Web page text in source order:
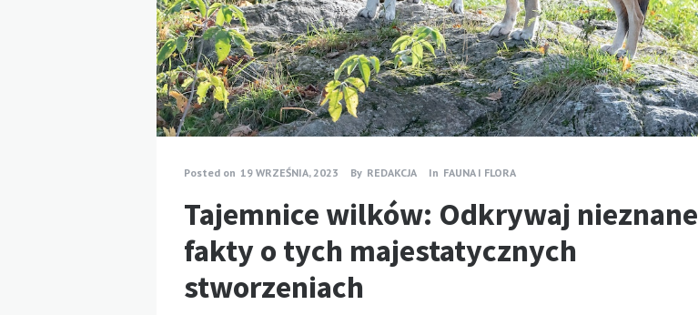
Posted on 19 WRZEŚNIA, 2023 By REDAKCJA In FAUNA I FLORA
Tajemnice wilków: Odkrywaj nieznane
fakty o tych majestatycznych
stworzeniach